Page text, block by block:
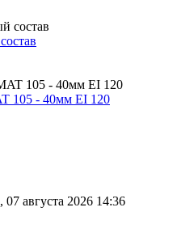
105 - 40мм EI 120
августа 2026 14:36